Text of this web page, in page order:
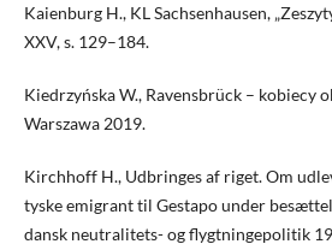
Kaienburg H., KL Sachsenhausen,
XXV, s. 129–184.
Kiedrzyńska W., Ravensbrück – kobiecy
Warszawa 2019.
Kirchhoff H., Udbringes af riget. Om
tyske emigrant til Gestapo under
dansk neutralitets- og flygtningepolitik